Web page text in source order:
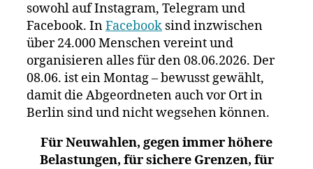
sowohl auf Instagram, Telegram und
Facebook. InFacebook sind inzwischen
über 24.000 Menschen vereint und
organisieren alles für den 08.06.2026. Der
08.06. ist ein Montag – bewusst gewählt,
damit die Abgeordneten auch vor Ort in
Berlin sind und nicht wegsehen können.
Für Neuwahlen, gegen immer höhere
Belastungen, für sichere Grenzen, für